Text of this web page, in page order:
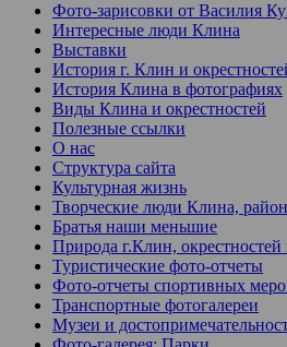
Фото-зарисовки от Василия
Интересные люди Клина
Выставки
История г. Клин и
История Клина в фотографиях
Виды Клина и окрестностей
Полезные ссылки
О нас
Структура сайта
Культурная жизнь
Творческие люди Клина,
Братья наши меньшие
Природа г.Клин,
Туристические фото-отчеты
Фото-отчеты спортивных
Транспортные фотогалереи
Музеи и